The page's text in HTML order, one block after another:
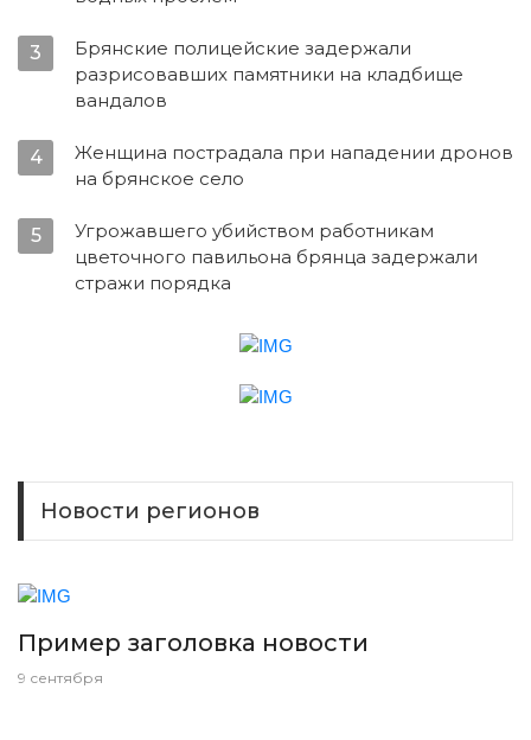
3
Брянские полицейские задержали
разрисовавших памятники на кладбище
вандалов
4
Женщина пострадала при нападении дронов
на брянское село
5
Угрожавшего убийством работникам
цветочного павильона брянца задержали
стражи порядка
Новости регионов
Пример заголовка новости
9 сентября